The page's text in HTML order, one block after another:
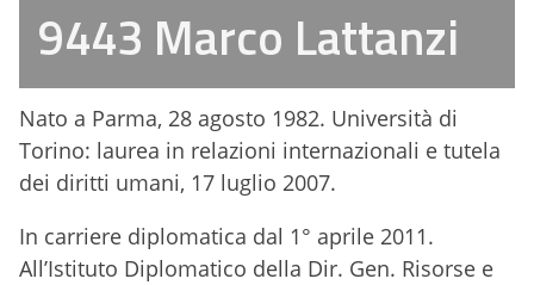
9443 Marco Lattanzi
Nato a Parma, 28 agosto 1982. Università di
Torino: laurea in relazioni internazionali e tutela
dei diritti umani, 17 luglio 2007.
In carriere diplomatica dal 1° aprile 2011.
All’Istituto Diplomatico della Dir. Gen. Risorse e